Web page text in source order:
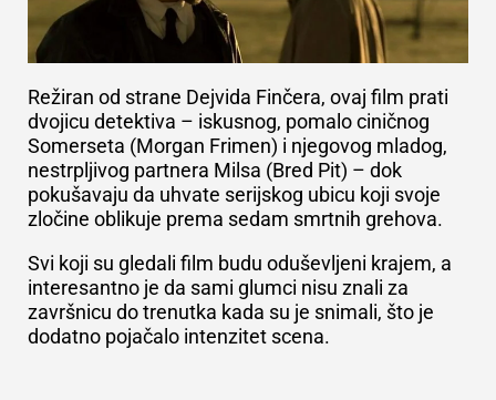
Režiran od strane Dejvida Finčera, ovaj film prati
dvojicu detektiva – iskusnog, pomalo ciničnog
Somerseta (Morgan Frimen) i njegovog mladog,
nestrpljivog partnera Milsa (Bred Pit) – dok
pokušavaju da uhvate serijskog ubicu koji svoje
zločine oblikuje prema sedam smrtnih grehova.
Svi koji su gledali film budu oduševljeni krajem, a
interesantno je da sami glumci nisu znali za
završnicu do trenutka kada su je snimali, što je
dodatno pojačalo intenzitet scena.